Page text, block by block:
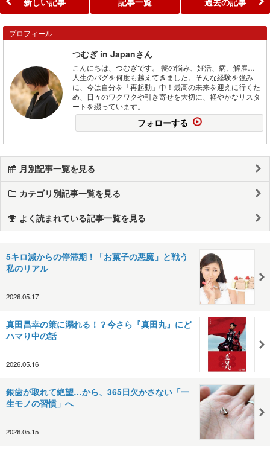
プロフィール
つむぎ in Japanさん
こんにちは、つむぎです。 髪の悩み、妊活、病、解雇…
人生のバグを何度も越えてきました。そんな経験を強み
に、今は自分を「再起動」中！最高の未来を迎えに行くた
め、日々のワクワクや引き寄せを大切に、軽やかなリスタ
ートを綴っています。
フォローする
月別記事一覧を見る
カテゴリ別記事一覧を見る
よく読まれている記事一覧を見る
5キロ減からの停滞期！「お菓子の悪魔」と戦う
私のリアル
2026.05.17
真田昌幸の策に溺れる！？今さら『真田丸』にど
ハマり中の話
2026.05.16
銀歯が取れて絶望…から、365日欠かさない「一
生モノの習慣」へ
2026.05.15